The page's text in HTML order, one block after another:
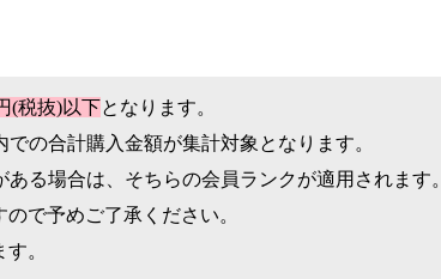
(税抜)以下となります。
の合計購入金額が集計対象となります。
る場合は、そちらの会員ランクが適用されます。
で予めご了承ください。
。